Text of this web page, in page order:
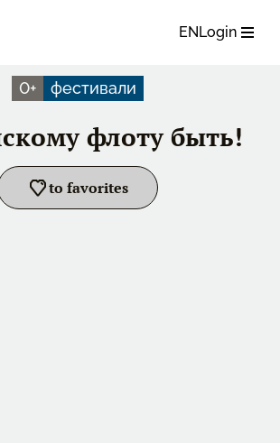
ENLogin
0+ фестивали
флоту быть!
to favorites